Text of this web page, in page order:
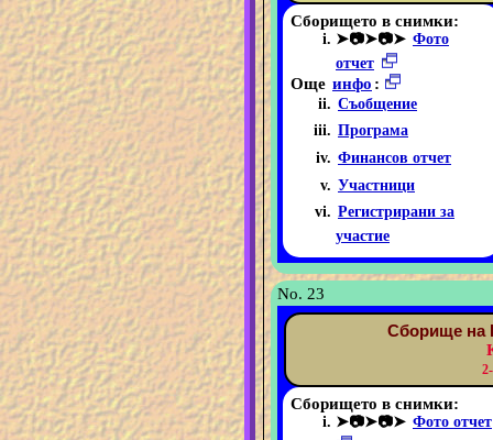
Сборището в снимки:
➤📷➤📷➤ Фото
отчет
Още инфо :
Съобщение
Програма
Финансов отчет
Участници
Регистрирани за
участие
No. 23
Сборище на
Сборището в снимки:
➤📷➤📷➤ Фото отчет